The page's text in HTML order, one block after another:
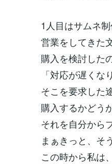
1人目はサムネ
営業をしてきた
購入を検討した
「対応が遅くな
そこを要求した
購入するかどう
それを自分から
まぁきっと、そ
この時から私は